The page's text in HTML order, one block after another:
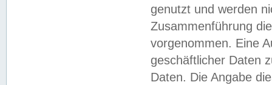
genutzt und werden
Zusammenführung
vorgenommen. Eine
geschäftlicher Daten
Daten. Die Angabe